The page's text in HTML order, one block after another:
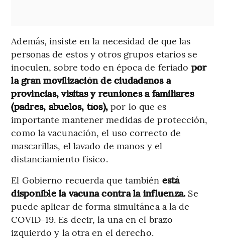
Además, insiste en la necesidad de que las
personas de estos y otros grupos etarios se
inoculen, sobre todo en época de feriado por
la gran movilización de ciudadanos a
provincias, visitas y reuniones a familiares
(padres, abuelos, tíos), por lo que es
importante mantener medidas de protección,
como la vacunación, el uso correcto de
mascarillas, el lavado de manos y el
distanciamiento físico.
El Gobierno recuerda que también está
disponible la vacuna contra la influenza. Se
puede aplicar de forma simultánea a la de
COVID-19. Es decir, la una en el brazo
izquierdo y la otra en el derecho.